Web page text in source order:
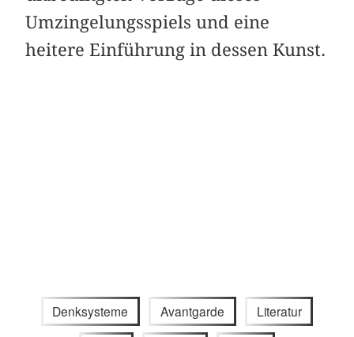
Umzingelungsspiels und eine
heitere Einführung in dessen Kunst.
Denksysteme Avantgarde Literatur